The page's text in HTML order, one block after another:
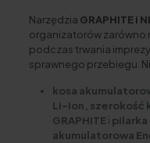
Narzędzia GRAPHITE i
organizatorów zarówno
podczas trwania
sprawnego przebiegu.
kosa
Li-Ion, szerokość
GRAPHITE i pilarka
akumulatorowa